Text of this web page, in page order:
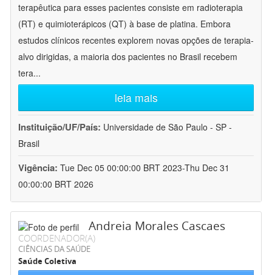
terapêutica para esses pacientes consiste em radioterapia
(RT) e quimioterápicos (QT) à base de platina. Embora
estudos clínicos recentes explorem novas opções de terapia-
alvo dirigidas, a maioria dos pacientes no Brasil recebem
tera...
leia mais
Instituição/UF/País: Universidade de São Paulo - SP -
Brasil
Vigência: Tue Dec 05 00:00:00 BRT 2023-Thu Dec 31
00:00:00 BRT 2026
Andreia Morales Cascaes
COORDENADOR(A)
CIÊNCIAS DA SAÚDE
Saúde Coletiva